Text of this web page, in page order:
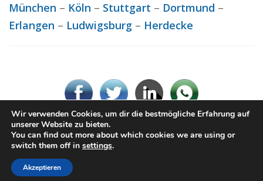
München – Köln – Stuttgart – Dortmund –
Erlangen – Ludwigsburg – Herdecke
© Kochkurs.rocks
Impressum / Datenschutz
Wir verwenden Cookies, um dir die bestmögliche Erfahrung auf
unserer Website zu bieten.
You can find out more about which cookies we are using or
switch them off in settings.
Akzeptieren